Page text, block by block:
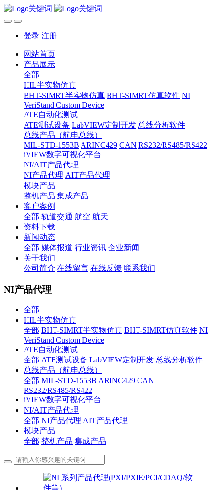
登录 注册
网站首页
产品展示
全部
HIL半实物仿真
BHT-SIMRT半实物仿真 BHT-SIMRT仿真软件 NI
VeriStand Custom Device
ATE自动化测试
ATE测试设备 LabVIEW定制开发 总线分析软件
总线产品（航电总线）
MIL-STD-1553B ARINC429 CAN RS232/RS485/RS422
iVIEW数字可视化平台
NI/AIT产品代理
NI产品代理 AIT产品代理
模块产品
整机产品 集成产品
客户案例
全部 轨道交通 航空 航天
资料下载
新闻动态
全部 媒体报道 行业资讯 企业新闻
关于我们
公司简介 在线留言 在线反馈 联系我们
NI产品代理
全部
HIL半实物仿真
全部 BHT-SIMRT半实物仿真 BHT-SIMRT仿真软件 NI
VeriStand Custom Device
ATE自动化测试
全部 ATE测试设备 LabVIEW定制开发 总线分析软件
总线产品（航电总线）
全部 MIL-STD-1553B ARINC429 CAN
RS232/RS485/RS422
iVIEW数字可视化平台
NI/AIT产品代理
全部 NI产品代理 AIT产品代理
模块产品
全部 整机产品 集成产品